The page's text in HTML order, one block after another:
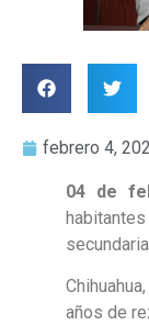
febrero 4,
04 de
años de